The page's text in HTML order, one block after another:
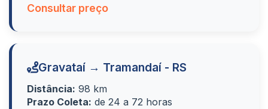
Consultar preço
Gravataí → Tramandaí - RS
Distância: 98 km
Prazo Coleta: de 24 a 72 horas